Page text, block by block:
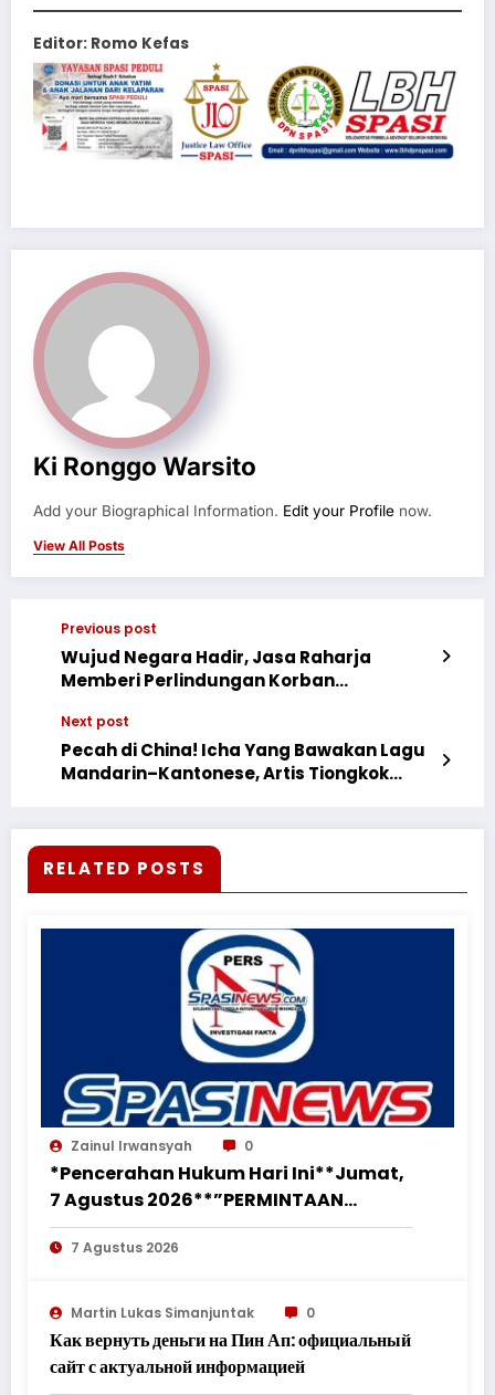
Editor: Romo Kefas
Ki Ronggo Warsito
Add your Biographical Information. Edit your Profile now.
View All Posts
Previous post
Wujud Negara Hadir, Jasa Raharja
Memberi Perlindungan Korban
2025
Next post
Pecah di China! Icha Yang Bawakan Lagu
Mandarin–Kantonese, Artis Tiongkok
RELATED POSTS
Zainul Irwansyah 0
*Pencerahan Hukum Hari Ini**Jumat,
7 Agustus 2026**”PERMINTAAN
PERUBAHAN PEKERJAAN SECARA LISAN
TIDAK MENGHAPUS KEWAJIBAN
PEKERJAAN SESUAI PERJANJIAN
TERTULIS”*
7 Agustus 2026
Martin Lukas Simanjuntak 0
Как вернуть деньги на Пин Ап: официальный
сайт с актуальной информацией